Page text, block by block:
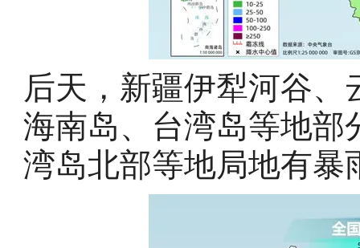
后天，新疆伊犁河谷
海南岛、台湾岛等地部
湾岛北部等地局地有暴